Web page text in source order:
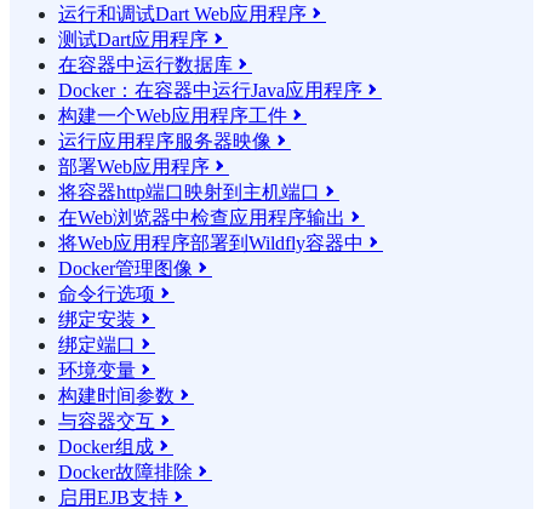
运行和调试Dart Web应用程序 
测试Dart应用程序 
在容器中运行数据库 
Docker：在容器中运行Java应用程序 
构建一个Web应用程序工件 
运行应用程序服务器映像 
部署Web应用程序 
将容器http端口映射到主机端口 
在Web浏览器中检查应用程序输出 
将Web应用程序部署到Wildfly容器中 
Docker管理图像 
命令行选项 
绑定安装 
绑定端口 
环境变量 
构建时间参数 
与容器交互 
Docker组成 
Docker故障排除 
启用EJB支持 